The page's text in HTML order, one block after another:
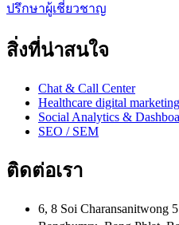
ปรึกษาผู้เชี่ยวชาญ
สิ่งที่น่าสนใจ
Chat & Call Center
Healthcare digital marketing
Social Analytics &
SEO / SEM
ติดต่อเรา
6, 8 Soi Charansanitwong